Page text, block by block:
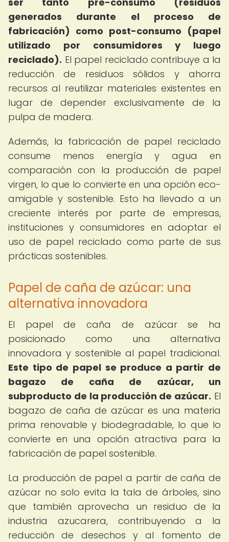
generados durante el proceso de
fabricación) como post-consumo (papel
utilizado por consumidores y luego
reciclado). El papel reciclado contribuye a la
reducción de residuos sólidos y ahorra
recursos al reutilizar materiales existentes en
lugar de depender exclusivamente de la
pulpa de madera.
Además, la fabricación de papel reciclado
consume menos energía y agua en
comparación con la producción de papel
virgen, lo que lo convierte en una opción eco-
amigable y sostenible. Esto ha llevado a un
creciente interés por parte de empresas,
instituciones y consumidores en adoptar el
uso de papel reciclado como parte de sus
prácticas sostenibles.
Papel de caña de azúcar: una
alternativa innovadora
El papel de caña de azúcar se ha
posicionado como una alternativa
innovadora y sostenible al papel tradicional.
Este tipo de papel se produce a partir de
bagazo de caña de azúcar, un
subproducto de la producción de azúcar. El
bagazo de caña de azúcar es una materia
prima renovable y biodegradable, lo que lo
convierte en una opción atractiva para la
fabricación de papel sostenible.
La producción de papel a partir de caña de
azúcar no solo evita la tala de árboles, sino
que también aprovecha un residuo de la
industria azucarera, contribuyendo a la
reducción de desechos y al fomento de